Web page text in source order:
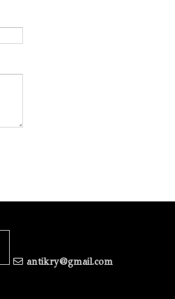
antikry@gmail.com